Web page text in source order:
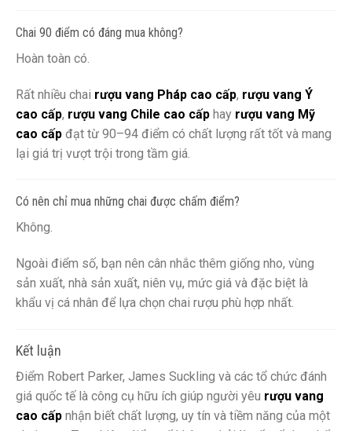
Chai 90 điểm có đáng mua không?
Hoàn toàn có.
Rất nhiều chai rượu vang Pháp cao cấp, rượu vang Ý
cao cấp, rượu vang Chile cao cấp hay rượu vang Mỹ
cao cấp đạt từ 90–94 điểm có chất lượng rất tốt và mang
lại giá trị vượt trội trong tầm giá.
Có nên chỉ mua những chai được chấm điểm?
Không.
Ngoài điểm số, bạn nên cân nhắc thêm giống nho, vùng
sản xuất, nhà sản xuất, niên vụ, mức giá và đặc biệt là
khẩu vị cá nhân để lựa chọn chai rượu phù hợp nhất.
Kết luận
Điểm Robert Parker, James Suckling và các tổ chức đánh
giá quốc tế là công cụ hữu ích giúp người yêu rượu vang
cao cấp nhận biết chất lượng, uy tín và tiềm năng của một